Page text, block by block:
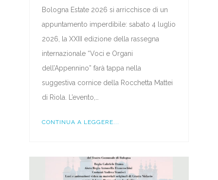
Bologna Estate 2026 si arricchisce di un
appuntamento imperdibile: sabato 4 luglio
2026, la XXIII edizione della rassegna
internazionale “Voci e Organi
dell’Appennino” farà tappa nella
suggestiva cornice della Rocchetta Mattei
di Riola. L’evento,…
CONTINUA A LEGGERE...